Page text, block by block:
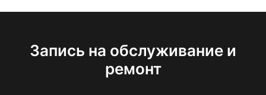
Запись на обслуживание и
ремонт